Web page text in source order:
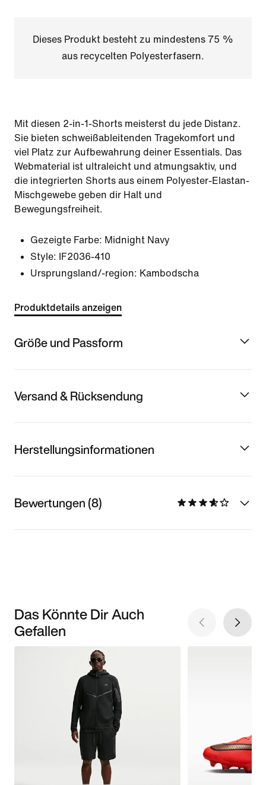
Dieses Produkt besteht zu mindestens 75 %
aus recycelten Polyesterfasern.
Mit diesen 2-in-1-Shorts meisterst du jede Distanz.
Sie bieten schweißableitenden Tragekomfort und
viel Platz zur Aufbewahrung deiner Essentials. Das
Webmaterial ist ultraleicht und atmungsaktiv, und
die integrierten Shorts aus einem Polyester-Elastan-
Mischgewebe geben dir Halt und
Bewegungsfreiheit.
Gezeigte Farbe: Midnight Navy
Style:
IF2036-410
Ursprungsland/-region: Kambodscha
Produktdetails anzeigen
Größe und Passform
Versand & Rücksendung
Herstellungsinformationen
Bewertungen (8)
Das Könnte Dir Auch
Gefallen